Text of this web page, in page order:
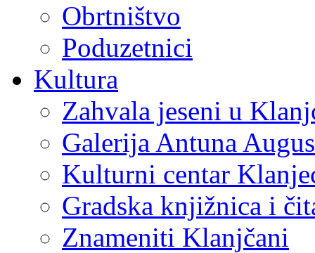
Obrtništvo
Poduzetnici
Kultura
Zahvala jeseni u
Galerija Antuna
Kulturni centar
Gradska knjižnica i
Znameniti Klanjčani